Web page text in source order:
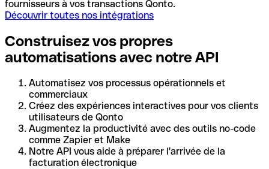
fournisseurs à vos transactions Qonto.
Découvrir toutes nos intégrations
Construisez vos propres
automatisations avec notre API
Automatisez vos processus opérationnels et
commerciaux
Créez des expériences interactives pour vos clients
utilisateurs de Qonto
Augmentez la productivité avec des outils no-code
comme Zapier et Make
Notre API vous aide à préparer l'arrivée de la
facturation électronique